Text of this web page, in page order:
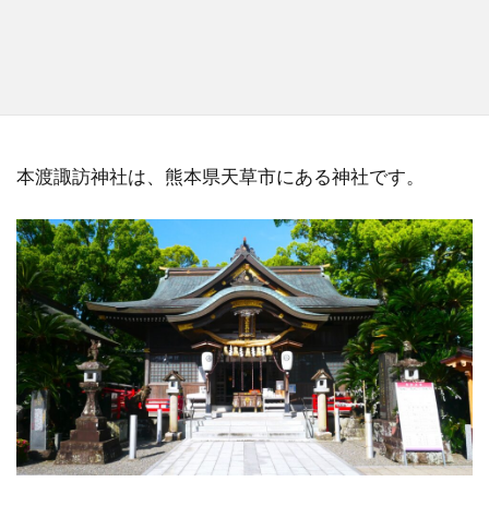
本渡諏訪神社は、熊本県天草市にある神社です。